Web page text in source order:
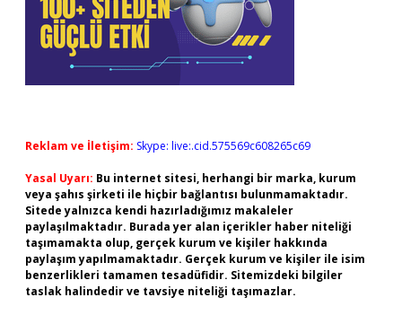
Reklam ve İletişim: Skype: live:.cid.575569c608265c69
Yasal Uyarı: Bu internet sitesi, herhangi bir marka, kurum
veya şahıs şirketi ile hiçbir bağlantısı bulunmamaktadır.
Sitede yalnızca kendi hazırladığımız makaleler
paylaşılmaktadır. Burada yer alan içerikler haber niteliği
taşımamakta olup, gerçek kurum ve kişiler hakkında
paylaşım yapılmamaktadır. Gerçek kurum ve kişiler ile isim
benzerlikleri tamamen tesadüfidir. Sitemizdeki bilgiler
taslak halindedir ve tavsiye niteliği taşımazlar.